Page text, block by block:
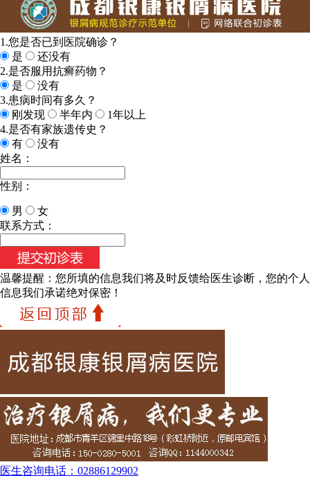
1.您是否已到医院确诊？
是
还没有
2.是否服用抗癣药物？
是
没有
3.患病时间有多久？
刚发现
半年内
1年以上
4.是否有家族遗传史？
有
没有
姓名：
性别：
男
女
联系方式：
温馨提醒： 您所填的信息我们将及时反馈给医生诊断，您的个人
信息我们承诺绝对保密！
医生咨询电话： 02886129902